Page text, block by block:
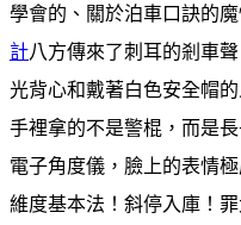
學會的、關於泊車口訣的
計八方傳來了刺耳的剎車
光背心和戴著白色安全帽
手裡拿的不是警棍，而是
電子角度儀，臉上的表情
維度基本法！斜停入庫！